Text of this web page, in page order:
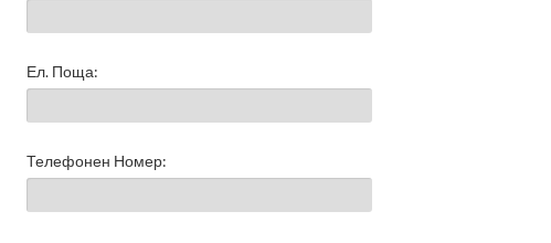
Ел. Поща:
Телефонен Номер: